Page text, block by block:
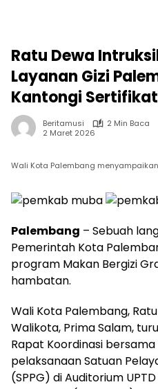
Ratu Dewa
Layanan Gizi
Kantongi
Beritamusi
2 Min Baca
2 Maret 2026
Wali Kota Palembang
Palembang – Sebuah
Pemerintah Kota
program Makan Bergizi
hambatan.
Wali Kota Palembang,
Walikota, Prima Salam,
Rapat Koordinasi
pelaksanaan Satuan
(SPPG) di Auditorium